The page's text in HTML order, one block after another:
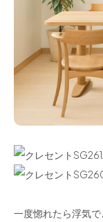
一度惚れたら浮気